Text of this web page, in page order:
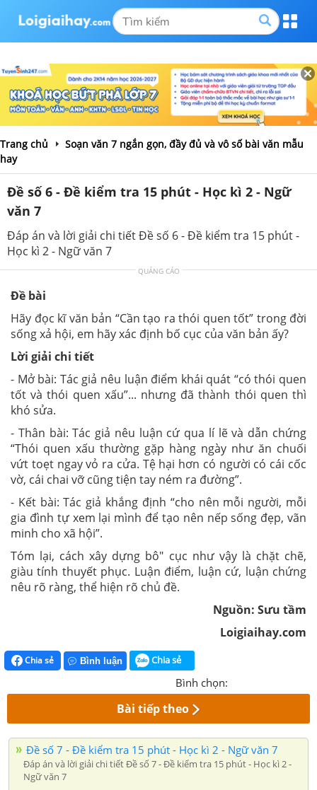
Trang chủ
Soạn văn 7 ngắn gọn, đầy đủ và vô số bài văn mẫu
hay
Đề số 6 - Đề kiểm tra 15 phút - Học kì 2 - Ngữ
văn 7
Đáp án và lời giải chi tiết Đề số 6 - Đề kiểm tra 15 phút -
Học kì 2 - Ngữ văn 7
QUẢNG CÁO
Đề bài
Hãy đọc kĩ văn bản “Cần tạo ra thói quen tốt” trong đời
sống xả hội, em hãy xác định bố cục của văn bản ấy?
Lời giải chi tiết
- Mở bài: Tác giả nêu luận điểm khái quát “có thói quen
tốt và thói quen xấu”... nhưng đã thành thói quen thì
khó sửa.
- Thân bài: Tác giả nêu luận cứ qua lí lẽ và dẫn chứng
“Thói quen xấu thường gặp hàng ngày như ăn chuối
vứt toẹt ngay vỏ ra cửa. Tệ hại hơn có người có cái cốc
vờ, cái chai vỡ cũng tiện tay ném ra đường”.
- Kết bài: Tác giả khắng định “cho nên mỗi người, mỗi
gia đình tự xem lại mình để tạo nên nếp sống đẹp, vãn
minh cho xã hội”.
Tóm lại, cách xây dựng bô" cục như vậy là chặt chẽ,
giàu tính thuyết phục. Luận điểm, luận cứ, luận chứng
nêu rõ ràng, thể hiện rõ chủ đề.
Nguồn: Sưu tầm
Loigiaihay.com
Chia sẻ Bình luận Chia sẻ
Bình chọn:
Bài tiếp theo
Đề số 7 - Đề kiểm tra 15 phút - Học kì 2 - Ngữ văn 7
Đáp án và lời giải chi tiết Đề số 7 - Đề kiểm tra 15 phút - Học kì 2 -
Ngữ văn 7